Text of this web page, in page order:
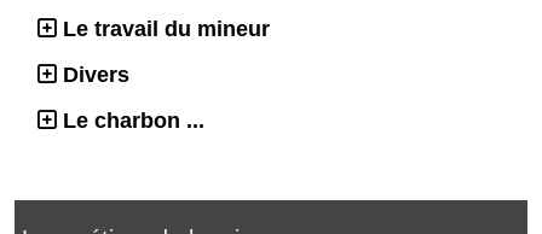
Le travail du mineur
Divers
Le charbon ...